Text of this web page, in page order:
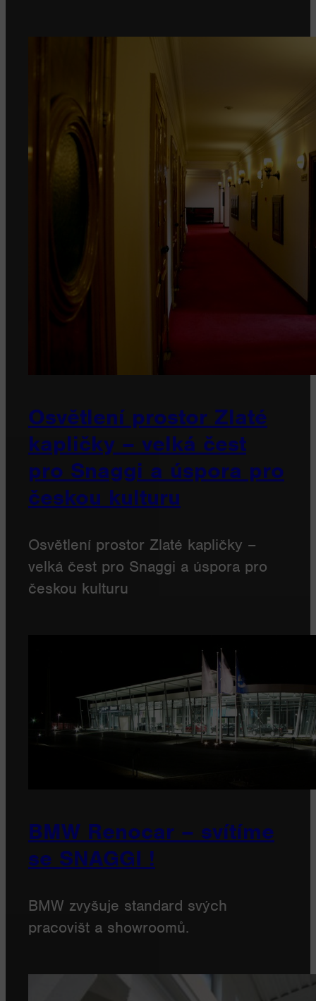
Osvětlení prostor Zlaté
kapličky – velká čest
pro Snaggi a úspora pro
českou kulturu
Osvětlení prostor Zlaté kapličky –
velká čest pro Snaggi a úspora pro
českou kulturu
BMW Renocar – svítíme
se SNAGGI !
BMW zvyšuje standard svých
pracovišt a showroomů.